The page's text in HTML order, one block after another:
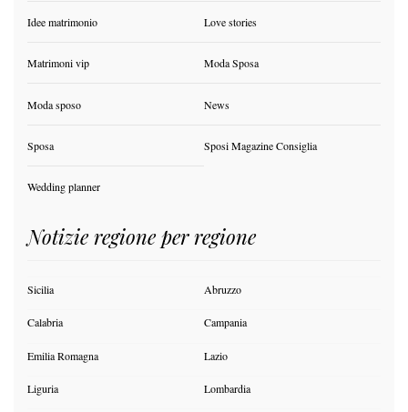
Idee matrimonio Love stories
Matrimoni vip Moda Sposa
Moda sposo News
Sposa Sposi Magazine Consiglia
Wedding planner
Notizie regione per regione
Sicilia Abruzzo
Calabria Campania
Emilia Romagna Lazio
Liguria Lombardia